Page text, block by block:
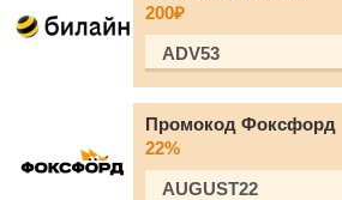
200₽
ADV53
Промокод Фоксфорд
22%
AUGUST22